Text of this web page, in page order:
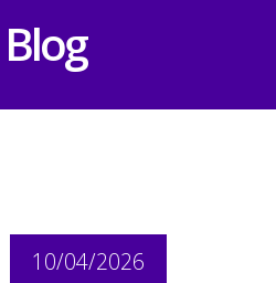
Blog
10/04/2026